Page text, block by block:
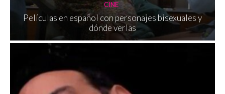
CINE
Películas en español con personajes bisexuales y
dónde verlas